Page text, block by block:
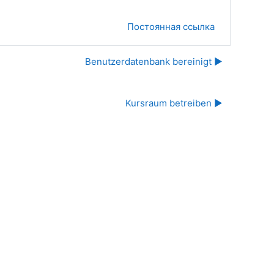
Постоянная ссылка
Benutzerdatenbank bereinigt ▶︎
Kursraum betreiben ▶︎